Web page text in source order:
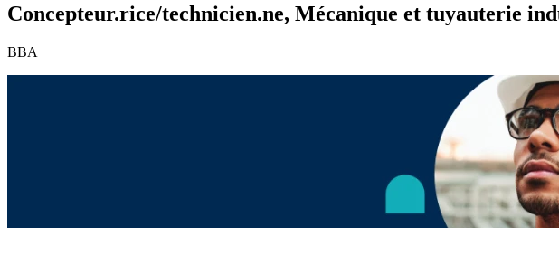
Concepteur.rice/technicien.ne, Mécanique et tuyauterie
BBA